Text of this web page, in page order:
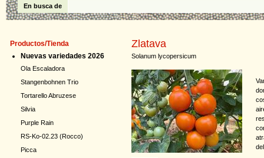
En busca de
Productos/Tienda
Nuevas variedades 2026
Ola Escaladora
Stangenbohnen Trio
Tortarello Abruzese
Silvia
Purple Rain
RS-Ko-02.23 (Rocco)
Picca
Zlatava
Solanum lycopersicum